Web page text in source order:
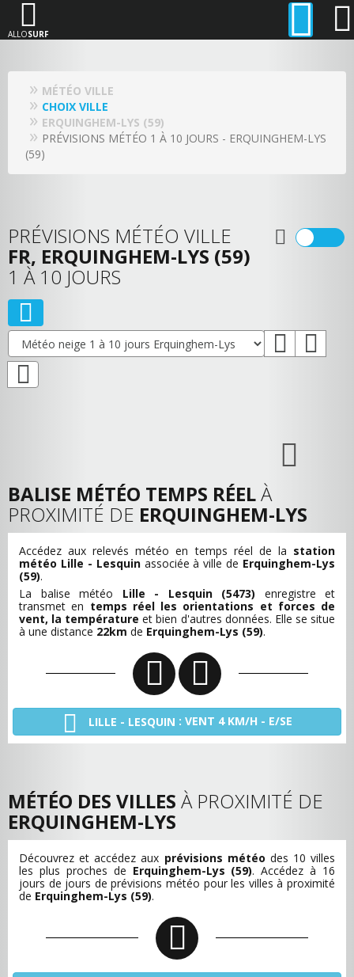
ALLOSURF
MÉTÉO VILLE
CHOIX VILLE
ERQUINGHEM-LYS (59)
PRÉVISIONS MÉTÉO 1 À 10 JOURS - ERQUINGHEM-LYS
(59)
PRÉVISIONS MÉTÉO VILLE
FR, ERQUINGHEM-LYS (59)
1 À 10 JOURS
BALISE MÉTÉO TEMPS RÉELÀ
PROXIMITÉ DE ERQUINGHEM-LYS
Accédez aux relevés météo en temps réel de la station
météo Lille - Lesquinassociée à ville de Erquinghem-Lys
(59).
La balise météo Lille - Lesquin (5473) enregistre et
transmet en temps réel les orientations et forces de
vent, la température et bien d'autres données. Elle se situe
à une distance 22km de Erquinghem-Lys (59).
LILLE - LESQUIN : VENT 4 KM/H - E/SE
MÉTÉO DES VILLES À PROXIMITÉ DE
ERQUINGHEM-LYS
Découvrez et accédez aux prévisions météo des 10 villes
les plus proches de Erquinghem-Lys (59). Accédez à 16
jours de jours de prévisions météo pour les villes à proximité
de Erquinghem-Lys (59).